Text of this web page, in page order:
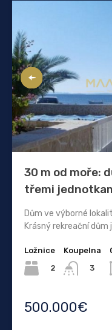
30 m od moře:
třemi
Dům ve výborné
Krásný rekreační dům
Ložnice
2
Koupelna
3
500.000€